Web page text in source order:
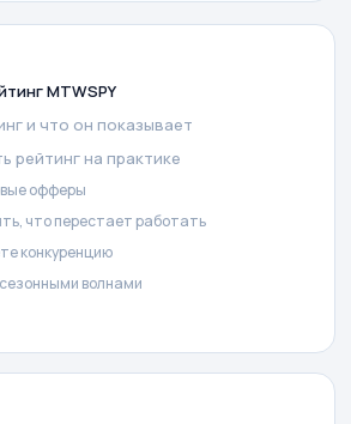
MTWSPY
и что он показывает
рейтинг на практике
офферы
что перестает работать
конкуренцию
волнами